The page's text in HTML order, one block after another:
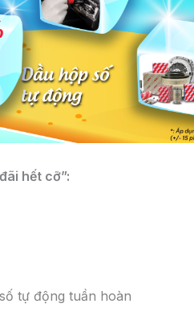
hết cỡ”:
tự động tuần hoàn